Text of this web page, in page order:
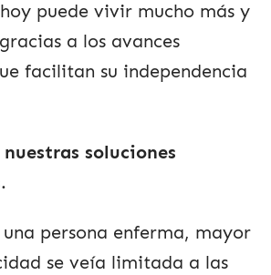
puede vivir mucho más y
a los avances
facilitan su independencia
nuestras soluciones
.
persona enferma, mayor
se veía limitada a las